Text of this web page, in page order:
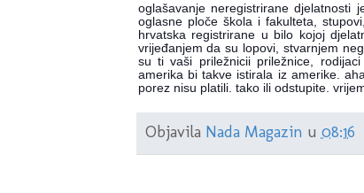
oglašavanje neregistrirane djelatnosti
oglasne ploče škola i fakulteta,
hrvatska registrirane u bilo kojoj
vrijeđanjem da su lopovi, stvarnjem
su ti vaši priležnicii priležnice,
amerika bi takve istirala iz amerike.
porez nisu platili. tako ili odstupite.
Objavila Nada Magazin u 08:16